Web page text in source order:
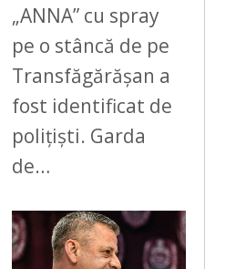
„ANNA” cu spray
pe o stâncă de pe
Transfăgărășan a
fost identificat de
polițiști. Garda
de…